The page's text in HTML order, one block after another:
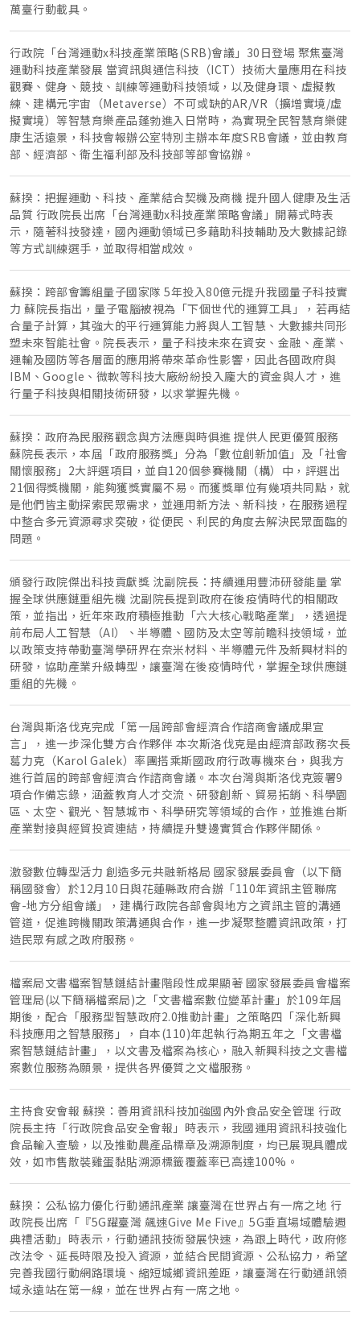
萬臺行動載具。
行政院「台灣運動x科技產業策略(SRB)會議」30日登場 聚焦臺灣
運動科技產業發展 當資訊與通信科技（ICT）技術大量應用在科技
觀賽、健身、競技、訓練等運動科技領域，以及健身環、虛擬教
練、建構元宇宙（Metaverse）不可或缺的AR/VR（擴增實境/虛
擬實境）等智慧育樂產品蓬勃進入日常時，為實現全民智慧育樂健
康生活遠景，科技會報辦公室特別主辦本年度SRB會議，並由教育
部、經濟部、衛生福利部及科技部等部會協辦。
蘇揆：把握運動、科技、產業結合契機及商機 提升國人健康及生活
品質 行政院長出席「台灣運動x科技產業策略會議」開幕式時表
示，隨著科技發達，國內運動領域已多藉助科技輔助及大數據記錄
等方式訓練選手，並取得相當成效。
蘇揆：跨部會籌組量子國家隊 5年投入80億元提升我國量子科技實
力 蘇院長指出，量子電腦被視為「下個世代的運算工具」，若再結
合量子計算，其強大的平行運算能力將與人工智慧、大數據共同形
塑未來智能社會。院長表示，量子科技未來在資安、金融、產業、
運輸及國防等各層面的應用將帶來革命性影響，因此各國政府與
IBM、Google、微軟等科技大廠紛紛投入龐大的資金與人才，進
行量子科技與相關技術研發，以求掌握先機。
蘇揆：政府為民服務觀念與方法應與時俱進 提供人民更優質服務
蘇院長表示，本屆「政府服務獎」分為「數位創新加值」及「社會
關懷服務」2大評選項目，並自120個參賽機關（構）中，評選出
21個得獎機關，能夠獲獎實屬不易。而獲獎單位有幾項共同點，就
是他們皆主動探索民眾需求，並運用新方法、新科技，在服務過程
中整合多元資源尋求突破，從便民、利民的角度去解決民眾面臨的
問題。
頒發行政院傑出科技貢獻獎 沈副院長：持續運用豐沛研發能量 掌
握全球供應鏈重組先機 沈副院長提到政府在後疫情時代的相關政
策，並指出，近年來政府積極推動「六大核心戰略產業」，透過提
前布局人工智慧（AI）、半導體、國防及太空等前瞻科技領域，並
以政策支持帶動臺灣學研界在奈米材料、半導體元件及新興材料的
研發，協助產業升級轉型，讓臺灣在後疫情時代，掌握全球供應鏈
重組的先機。
台灣與斯洛伐克完成「第一屆跨部會經濟合作諮商會議成果宣
言」，進一步深化雙方合作夥伴 本次斯洛伐克是由經濟部政務次長
葛力克（Karol Galek）率團搭乘斯國政府行政專機來台，與我方
進行首屆的跨部會經濟合作諮商會議。本次台灣與斯洛伐克簽署9
項合作備忘錄，涵蓋教育人才交流、研發創新、貿易拓銷、科學園
區、太空、觀光、智慧城市、科學研究等領域的合作，並推進台斯
產業對接與經貿投資連結，持續提升雙邊實質合作夥伴關係。
激發數位轉型活力 創造多元共融新格局 國家發展委員會（以下簡
稱國發會）於12月10日與花蓮縣政府合辦「110年資訊主管聯席
會-地方分組會議」，建構行政院各部會與地方之資訊主管的溝通
管道，促進跨機關政策溝通與合作，進一步凝聚整體資訊政策，打
造民眾有感之政府服務。
檔案局文書檔案智慧鏈結計畫階段性成果顯著 國家發展委員會檔案
管理局(以下簡稱檔案局)之「文書檔案數位變革計畫」於109年屆
期後，配合「服務型智慧政府2.0推動計畫」之策略四「深化新興
科技應用之智慧服務」，自本(110)年起執行為期五年之「文書檔
案智慧鏈結計畫」，以文書及檔案為核心，融入新興科技之文書檔
案數位服務為願景，提供各界優質之文檔服務。
主持食安會報 蘇揆：善用資訊科技加強國內外食品安全管理 行政
院長主持「行政院食品安全會報」時表示，我國運用資訊科技強化
食品輸入查驗，以及推動農產品標章及溯源制度，均已展現具體成
效，如市售散裝雞蛋黏貼溯源標籤覆蓋率已高達100%。
蘇揆：公私協力優化行動通訊產業 讓臺灣在世界占有一席之地 行
政院長出席「『5G躍臺灣 飆速Give Me Five』5G垂直場域體驗週
典禮活動」時表示，行動通訊技術發展快速，為跟上時代，政府修
改法令、延長時限及投入資源，並結合民間資源、公私協力，希望
完善我國行動網路環境、縮短城鄉資訊差距，讓臺灣在行動通訊領
域永遠站在第一線，並在世界占有一席之地。